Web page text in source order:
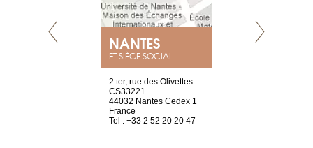
NANTES
ET SIÈGE SOCIAL
2 ter, rue des Olivettes
CS33221
44032 Nantes Cedex 1
France
Tel : +33 2 52 20 20 47